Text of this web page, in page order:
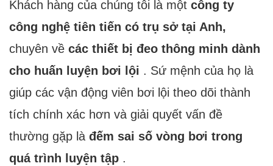
Khách hàng của chúng tôi là một công ty
công nghệ tiên tiến có trụ sở tại Anh,
chuyên về các thiết bị đeo thông minh dành
cho huấn luyện bơi lội . Sứ mệnh của họ là
giúp các vận động viên bơi lội theo dõi thành
tích chính xác hơn và giải quyết vấn đề
thường gặp là đếm sai số vòng bơi trong
quá trình luyện tập .